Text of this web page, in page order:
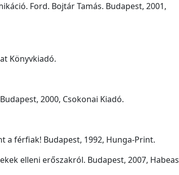
Ford. Bojtár Tamás. Budapest, 2001,
Könyvkiadó.
2000, Csokonai Kiadó.
a férfiak! Budapest, 1992, Hunga-Print.
elleni erőszakról. Budapest, 2007, Habeas